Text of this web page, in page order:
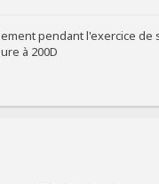
pendant l'exercice de
à 200D